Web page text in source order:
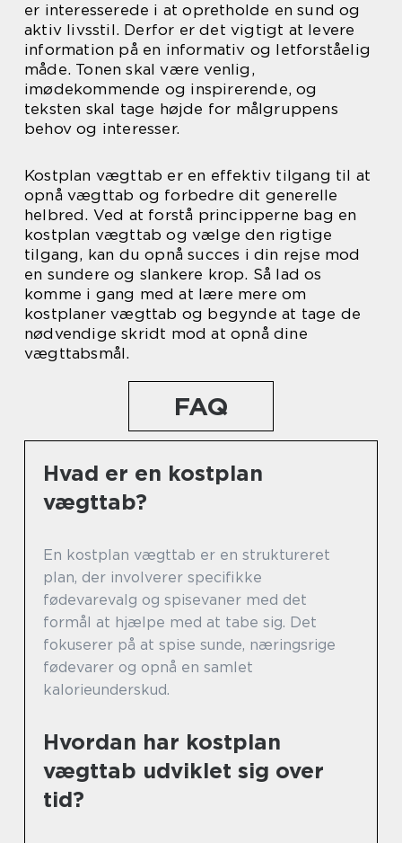
er interesserede i at opretholde en sund og
aktiv livsstil. Derfor er det vigtigt at levere
information på en informativ og letforståelig
måde. Tonen skal være venlig,
imødekommende og inspirerende, og
teksten skal tage højde for målgruppens
behov og interesser.
Kostplan vægttab er en effektiv tilgang til at
opnå vægttab og forbedre dit generelle
helbred. Ved at forstå principperne bag en
kostplan vægttab og vælge den rigtige
tilgang, kan du opnå succes i din rejse mod
en sundere og slankere krop. Så lad os
komme i gang med at lære mere om
kostplaner vægttab og begynde at tage de
nødvendige skridt mod at opnå dine
vægttabsmål.
FAQ
Hvad er en kostplan
vægttab?
En kostplan vægttab er en struktureret
plan, der involverer specifikke
fødevarevalg og spisevaner med det
formål at hjælpe med at tabe sig. Det
fokuserer på at spise sunde, næringsrige
fødevarer og opnå en samlet
kalorieunderskud.
Hvordan har kostplan
vægttab udviklet sig over
tid?